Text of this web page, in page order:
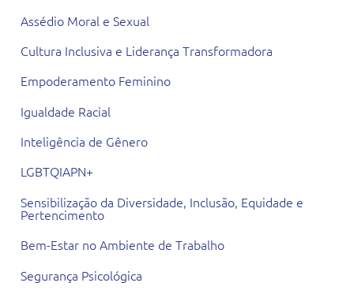
Assédio Moral e Sexual
Cultura Inclusiva e Liderança Transformadora
Empoderamento Feminino
Igualdade Racial
Inteligência de Gênero
LGBTQIAPN+
Sensibilização da Diversidade, Inclusão, Equidade e
Pertencimento
Bem-Estar no Ambiente de Trabalho
Segurança Psicológica